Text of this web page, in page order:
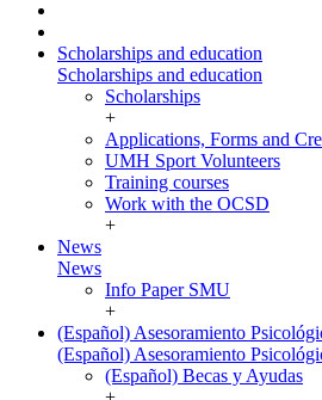
Scholarships and education
Scholarships and education
Scholarships
+
Applications, Forms and
UMH Sport Volunteers
Training courses
Work with the OCSD
+
News
News
Info Paper SMU
+
(Español) Asesoramiento
(Español) Asesoramiento
(Español) Becas y Ayudas